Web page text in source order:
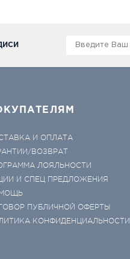
И ОПЛАТА
ВОЗВРАТ
ЛОЯЛЬНОСТИ
И СПЕЦ ПРЕДЛОЖЕНИЯ
ПУБЛИЧНОЙ ОФЕРТЫ
КОНФИДЕНЦИАЛЬНОСТИ